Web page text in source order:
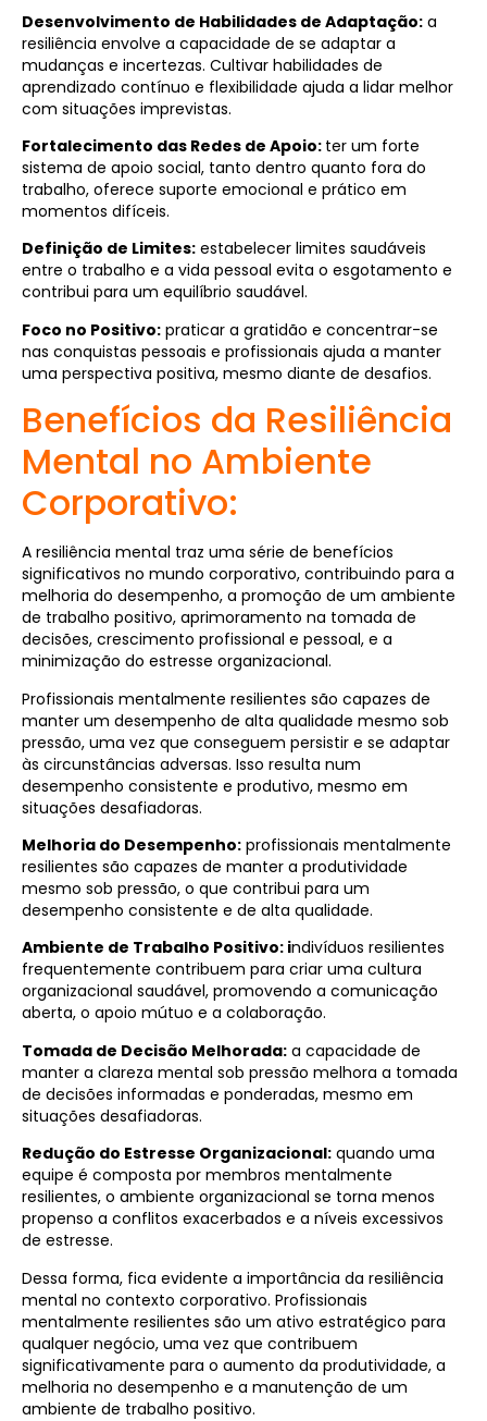
Desenvolvimento de Habilidades de Adaptação: a
resiliência envolve a capacidade de se adaptar a
mudanças e incertezas. Cultivar habilidades de
aprendizado contínuo e flexibilidade ajuda a lidar melhor
com situações imprevistas.
Fortalecimento das Redes de Apoio: ter um forte
sistema de apoio social, tanto dentro quanto fora do
trabalho, oferece suporte emocional e prático em
momentos difíceis.
Definição de Limites: estabelecer limites saudáveis
entre o trabalho e a vida pessoal evita o esgotamento e
contribui para um equilíbrio saudável.
Foco no Positivo: praticar a gratidão e concentrar-se
nas conquistas pessoais e profissionais ajuda a manter
uma perspectiva positiva, mesmo diante de desafios.
Benefícios da Resiliência
Mental no Ambiente
Corporativo:
A resiliência mental traz uma série de benefícios
significativos no mundo corporativo, contribuindo para a
melhoria do desempenho, a promoção de um ambiente
de trabalho positivo, aprimoramento na tomada de
decisões, crescimento profissional e pessoal, e a
minimização do estresse organizacional.
Profissionais mentalmente resilientes são capazes de
manter um desempenho de alta qualidade mesmo sob
pressão, uma vez que conseguem persistir e se adaptar
às circunstâncias adversas. Isso resulta num
desempenho consistente e produtivo, mesmo em
situações desafiadoras.
Melhoria do Desempenho: profissionais mentalmente
resilientes são capazes de manter a produtividade
mesmo sob pressão, o que contribui para um
desempenho consistente e de alta qualidade.
Ambiente de Trabalho Positivo: indivíduos resilientes
frequentemente contribuem para criar uma cultura
organizacional saudável, promovendo a comunicação
aberta, o apoio mútuo e a colaboração.
Tomada de Decisão Melhorada: a capacidade de
manter a clareza mental sob pressão melhora a tomada
de decisões informadas e ponderadas, mesmo em
situações desafiadoras.
Redução do Estresse Organizacional: quando uma
equipe é composta por membros mentalmente
resilientes, o ambiente organizacional se torna menos
propenso a conflitos exacerbados e a níveis excessivos
de estresse.
Dessa forma, fica evidente a importância da resiliência
mental no contexto corporativo. Profissionais
mentalmente resilientes são um ativo estratégico para
qualquer negócio, uma vez que contribuem
significativamente para o aumento da produtividade, a
melhoria no desempenho e a manutenção de um
ambiente de trabalho positivo.